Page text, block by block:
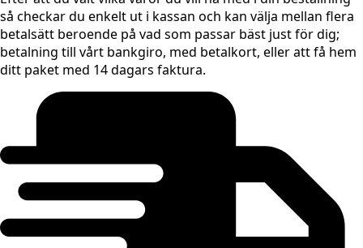
så checkar du enkelt ut i kassan och kan välja mellan flera
betalsätt beroende på vad som passar bäst just för dig;
betalning till vårt bankgiro, med betalkort, eller att få hem
ditt paket med 14 dagars faktura.